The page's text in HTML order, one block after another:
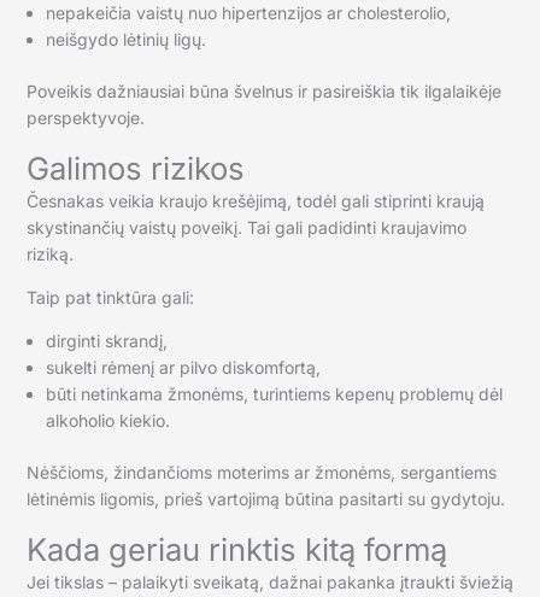
nepakeičia vaistų nuo hipertenzijos ar cholesterolio,
neišgydo lėtinių ligų.
Poveikis dažniausiai būna švelnus ir pasireiškia tik ilgalaikėje
perspektyvoje.
Galimos rizikos
Česnakas veikia kraujo krešėjimą, todėl gali stiprinti kraują
skystinančių vaistų poveikį. Tai gali padidinti kraujavimo
riziką.
Taip pat tinktūra gali:
dirginti skrandį,
sukelti rėmenį ar pilvo diskomfortą,
būti netinkama žmonėms, turintiems kepenų problemų dėl
alkoholio kiekio.
Nėščioms, žindančioms moterims ar žmonėms, sergantiems
lėtinėmis ligomis, prieš vartojimą būtina pasitarti su gydytoju.
Kada geriau rinktis kitą formą
Jei tikslas – palaikyti sveikatą, dažnai pakanka įtraukti šviežią